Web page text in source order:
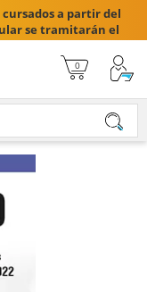
cursados a partir del
se tramitarán el
